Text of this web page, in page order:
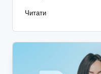
Читати